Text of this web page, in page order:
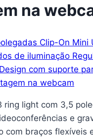
na
ring light com 3,5
e
com braços